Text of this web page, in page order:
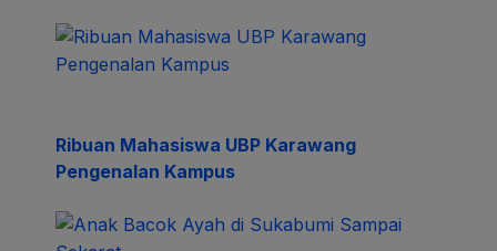
Ribuan Mahasiswa UBP Karawang
Pengenalan Kampus